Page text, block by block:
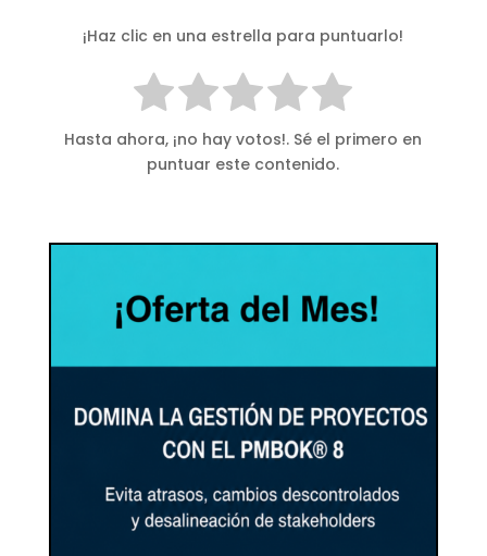
¡Haz clic en una estrella para puntuarlo!
Hasta ahora, ¡no hay votos!. Sé el primero en
puntuar este contenido.